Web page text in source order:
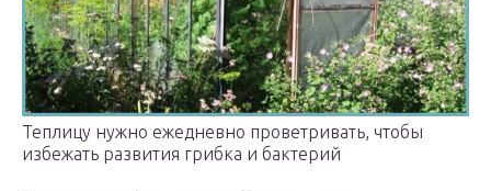
Теплицу нужно ежедневно проветривать, чтобы
избежать развития грибка и бактерий